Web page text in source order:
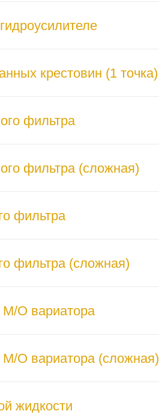
крестовин (1 точка)
фильтра
фильтра (сложная)
фильтра
фильтра (сложная)
О вариатора
О вариатора (сложная)
жидкости